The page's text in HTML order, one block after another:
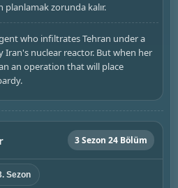
zorunda kalır.
who infiltrates Tehran under a
nuclear reactor. But when her
an operation that will place
3 Sezon 24 Bölüm
Sezon